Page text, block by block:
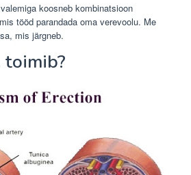
koosneb kombinatsioon
tööd parandada oma verevoolu. Me
mis järgneb.
toimib?